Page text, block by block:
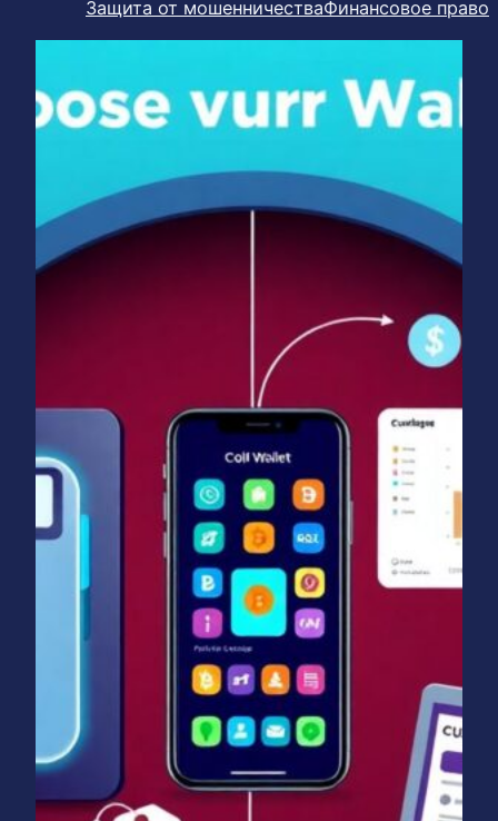
Защита от мошенничестваФинансовое право